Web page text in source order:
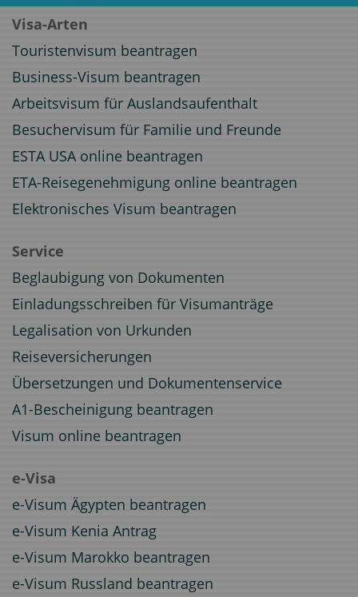
Visa-Arten
Touristenvisum beantragen
Business-Visum beantragen
Arbeitsvisum für Auslandsaufenthalt
Besuchervisum für Familie und Freunde
ESTA USA online beantragen
ETA-Reisegenehmigung online beantragen
Elektronisches Visum beantragen
Service
Beglaubigung von Dokumenten
Einladungsschreiben für Visumanträge
Legalisation von Urkunden
Reiseversicherungen
Übersetzungen und Dokumentenservice
A1-Bescheinigung beantragen
Visum online beantragen
e-Visa
e-Visum Ägypten beantragen
e-Visum Kenia Antrag
e-Visum Marokko beantragen
e-Visum Russland beantragen